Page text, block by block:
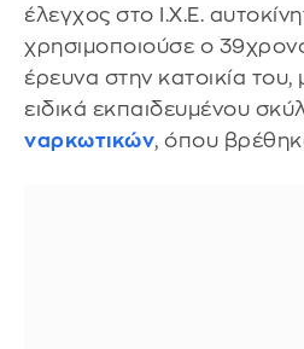
έλεγχος στο Ι.Χ.Ε.
χρησιμοποιούσε ο
έρευνα στην κατοικία
ειδικά εκπαιδευμένου
ναρκωτικών, όπου